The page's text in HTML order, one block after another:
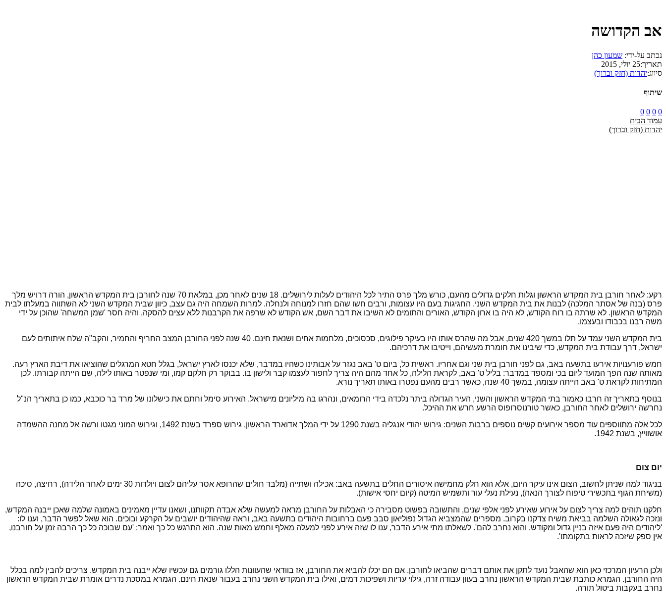
אב הקדושה
נכתב על-ידי: שמעון כהן
תאריך:25 יולי, 2015
סיווג:יהדות (חזק וברוך)
שיתוף
0
0
0
0
עמוד הבית
יהדות (חזק וברוך)
רקע: לאחר חורבן בית המקדש הראשון וגלות חלקים גדולים מהעם, כורש מלך פרס התיר לכל היהודים לעלות לירושלים. 18 שנים לאחר מכן, במלאת 70 שנה לחורבן בית המקדש הראשון, הורה דרויש מלך
פרס (בנה של אסתר המלכה) לבנות את בית המקדש השני. החגיגות בעם היו עצומות, ורבים חשו שהם חזרו למנוחה ולנחלה. למרות השמחה היה גם עצב, כיוון שבית המקדש השני לא השתווה במעלתו לבית
המקדש הראשון. לא שרתה בו רוח הקודש, לא היה בו ארון הקודש, האורים והתומים לא השיבו את דבר השם, אש הקודש לא שרפה את הקרבנות ללא עצים להסקה, והיה חסר 'שמן המשחה' שהוכן על ידי
משה רבנו בכבודו ובעצמו.
בית המקדש השני עמד על תלו במשך 420 שנים, אבל מה שהרס אותו היו בעיקר פילוגים, סכסוכים, מלחמות אחים ושנאת חינם. 40 שנה לפני החורבן המצב החריף והחמיר, והקב"ה שלח איתותים לעם
ישראל, דרך עבודת בית המקדש, כדי שיבינו את חומרת מעשיהם, וייטיבו את דרכיהם.
חמש פורענויות אירעו בתשעה באב, גם לפני חורבן בית שני וגם אחריו. ראשית כל, ביום ט' באב נגזר על אבותינו כשהיו במדבר, שלא יכנסו לארץ ישראל, בגלל חטא המרגלים שהוציאו את דיבת הארץ רעה.
מאותה שנה הפך המועד ליום בכי ומספד במדבר: בליל ט' באב, לקראת הלילה, כל אחד מהם היה צריך לחפור לעצמו קבר ולישון בו. בבוקר רק חלקם קמו, ומי שנפטר באותו לילה, שם הייתה קבורתו. לכן
המתיחות לקראת ט' באב הייתה עצומה, במשך 40 שנה, כאשר רבים מהעם נפטרו באותו תאריך נורא.
בנוסף בתאריך זה חרבו כאמור בתי המקדש הראשון והשני, העיר הגדולה ביתר נלכדה בידי הרומאים, ונהרגו בה מיליונים מישראל. האירוע סימל וחתם את כישלונו של מרד בר כוכבא, כמו כן בתאריך הנ"ל
נחרשה ירושלים לאחר החורבן, כאשר טורנוסרופוס הרשע חרש את ההיכל.
לכל אלה מתווספים עוד מספר אירועים קשים נוספים ברבות השנים: גירוש יהודי אנגליה בשנת 1290 על ידי המלך אדוארד הראשון, גירוש ספרד בשנת 1492, וגירוש המוני מגטו ורשה אל מחנה ההשמדה
אושוויץ, בשנת 1942.
יום צום
בניגוד למה שניתן לחשוב, הצום אינו עיקר היום, אלא הוא חלק מחמישה איסורים החלים בתשעה באב: אכילה ושתייה (מלבד חולים שהרופא אסר עליהם לצום ויולדות 30 ימים לאחר הלידה), רחיצה, סיכה
(משיחת הגוף בתכשירי טיפוח לצורך הנאה), נעילת נעלי עור ותשמיש המיטה (קיום יחסי אישות).
חלקנו תוהים למה צריך לצום על אירוע שאירע לפני אלפי שנים, והתשובה בפשוט מסבירה כי האבלות על החורבן מראה למעשה שלא אבדה תקוותנו, ושאנו עדיין מאמינים באמונה שלמה שאכן ייבנה המקדש,
ונזכה לגאולה השלמה בביאת משיח צדקנו בקרוב. מספרים שהמצביא הגדול נפוליאון סבב פעם ברחובות היהודים בתשעה באב, וראה שהיהודים יושבים על הקרקע ובוכים. הוא שאל לפשר הדבר, וענו לו:
'ליהודים היה פעם איזה בניין גדול ומקודש, והוא נחרב להם'. לשאלתו מתי אירע הדבר, ענו לו שזה אירע לפני למעלה מאלף וחמש מאות שנה. הוא התרגש כל כך ואמר: 'עם שבוכה כל כך הרבה זמן על חורבנו,
אין ספק שיזכה לראות בתקומתו'.
ולכן הרעיון המרכזי כאן הוא שהאבל נועד לתקן את אותם דברים שהביאו לחורבן. אם הם יכלו להביא את החורבן, אז בוודאי שהעוונות הללו גורמים גם עכשיו שלא ייבנה בית המקדש. צריכים להבין למה בכלל
היה החורבן. הגמרא כותבת שבית המקדש הראשון נחרב בעוון עבודה זרה, גילוי עריות ושפיכות דמים, ואילו בית המקדש השני נחרב בעבור שנאת חינם. הגמרא במסכת נדרים אומרת שבית המקדש הראשון
נחרב בעקבות ביטול תורה.